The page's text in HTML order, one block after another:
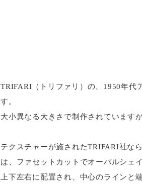
TRIFARI（トリファリ）の、1950年代
す。
大小異なる大きさで制作されています
テクスチャーが施されたTRIFARI社な
は、ファセットカットでオーバルシェ
上下左右に配置され、中心のラインと